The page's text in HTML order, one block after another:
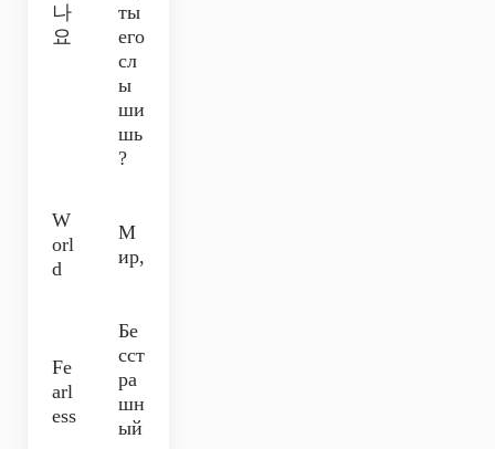
나
요
ты
его
сл
ы
ши
шь
?
W
orl
d
М
ир,
Fe
arl
ess
Бе
сст
ра
шн
ый